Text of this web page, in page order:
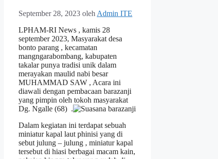
September 28, 2023 oleh Admin ITE
LPHAM-RI News , kamis 28
september 2023, Masyarakat desa
bonto parang , kecamatan
mangngarabombang, kabupaten
takalar punya tradisi unik dalam
merayakan maulid nabi besar
MUHAMMAD SAW , Acara ini
diawali dengan pembacaan barazanji
yang pimpin oleh tokoh masyarakat
Dg. Ngalle (68) .
Dalam kegiatan ini terdapat sebuah
miniatur kapal laut phinisi yang di
sebut julung – julung , miniatur kapal
tersebut di hiasi berbagai macam kain,